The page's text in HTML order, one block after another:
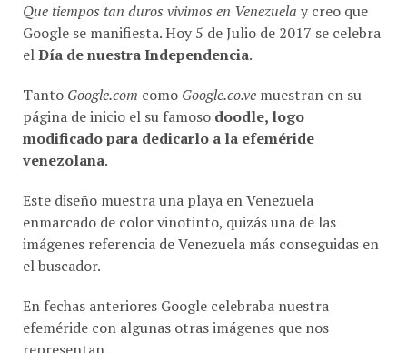
Google se manifiesta. Hoy 5 de Julio de 2017 se celebra
elDía de nuestra Independencia.
página de inicio el su famosodoodle, logo
modificado para dedicarlo a la efeméride
venezolana.
enmarcado de color vinotinto, quizás una de las
imágenes referencia de Venezuela más conseguidas en
el buscador.
efeméride con algunas otras imágenes que nos
representan.